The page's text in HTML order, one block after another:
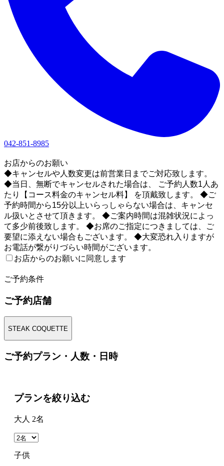
042-851-8985
お店からのお願い
◆キャンセルや人数変更は前営業日までご対応致します。
◆当日、無断でキャンセルされた場合は、 ご予約人数1人あ
たり【コース料金のキャンセル料】 を頂戴致します。 ◆ご
予約時間から15分以上いらっしゃらない場合は、キャンセ
ル扱いとさせて頂きます。 ◆ご案内時間は混雑状況によっ
て多少前後致します。 ◆お席のご指定につきましては、ご
要望に添えない場合もございます。 ◆大変恐れ入りますが
お電話が繋がりづらい時間がございます。
お店からのお願いに同意します
ご予約条件
ご予約店舗
STEAK COQUETTE
ご予約プラン・人数・日時
プランを絞り込む
大人 2名
子供